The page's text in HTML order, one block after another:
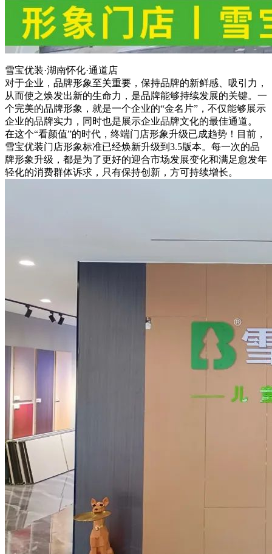
雪宝优装·湖南怀化·通道店
对于企业，品牌形象至关重要，保持品牌的新鲜感、吸引力，
从而使之焕发出新的生命力，是品牌能够持续发展的关键。一
个完美的品牌形象，就是一个企业的“金名片”，不仅能够展示
企业的品牌实力，同时也是展示企业品牌文化的最佳通道。
在这个“看颜值”的时代，终端门店形象升级已成趋势！目前，
雪宝优装门店形象标准已经焕新升级到3.5版本。每一次的品
牌形象升级，都是为了更好的迎合市场发展变化和满足愈发年
轻化的消费群体诉求，只有保持创新，方可持续增长。